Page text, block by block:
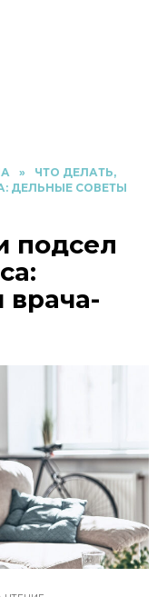
»
ЧТО ДЕЛАТЬ,
ДЕЛЬНЫЕ СОВЕТЫ
подсел
врача-